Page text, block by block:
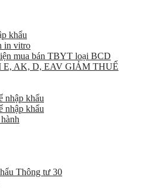
khẩu
in vitro
mua bán TBYT loại BCD
AK, D, EAV GIẢM THUẾ
nhập khẩu
nhập khẩu
Thông tư 30